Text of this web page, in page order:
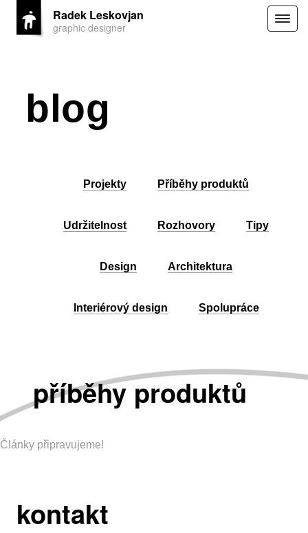
Radek Leskovjan
graphic designer
blog
Projekty Příběhy produktů
Udržitelnost Rozhovory Tipy
Design Architektura
Interiérový design Spolupráce
příběhy produktů
Články připravujeme!
kontakt